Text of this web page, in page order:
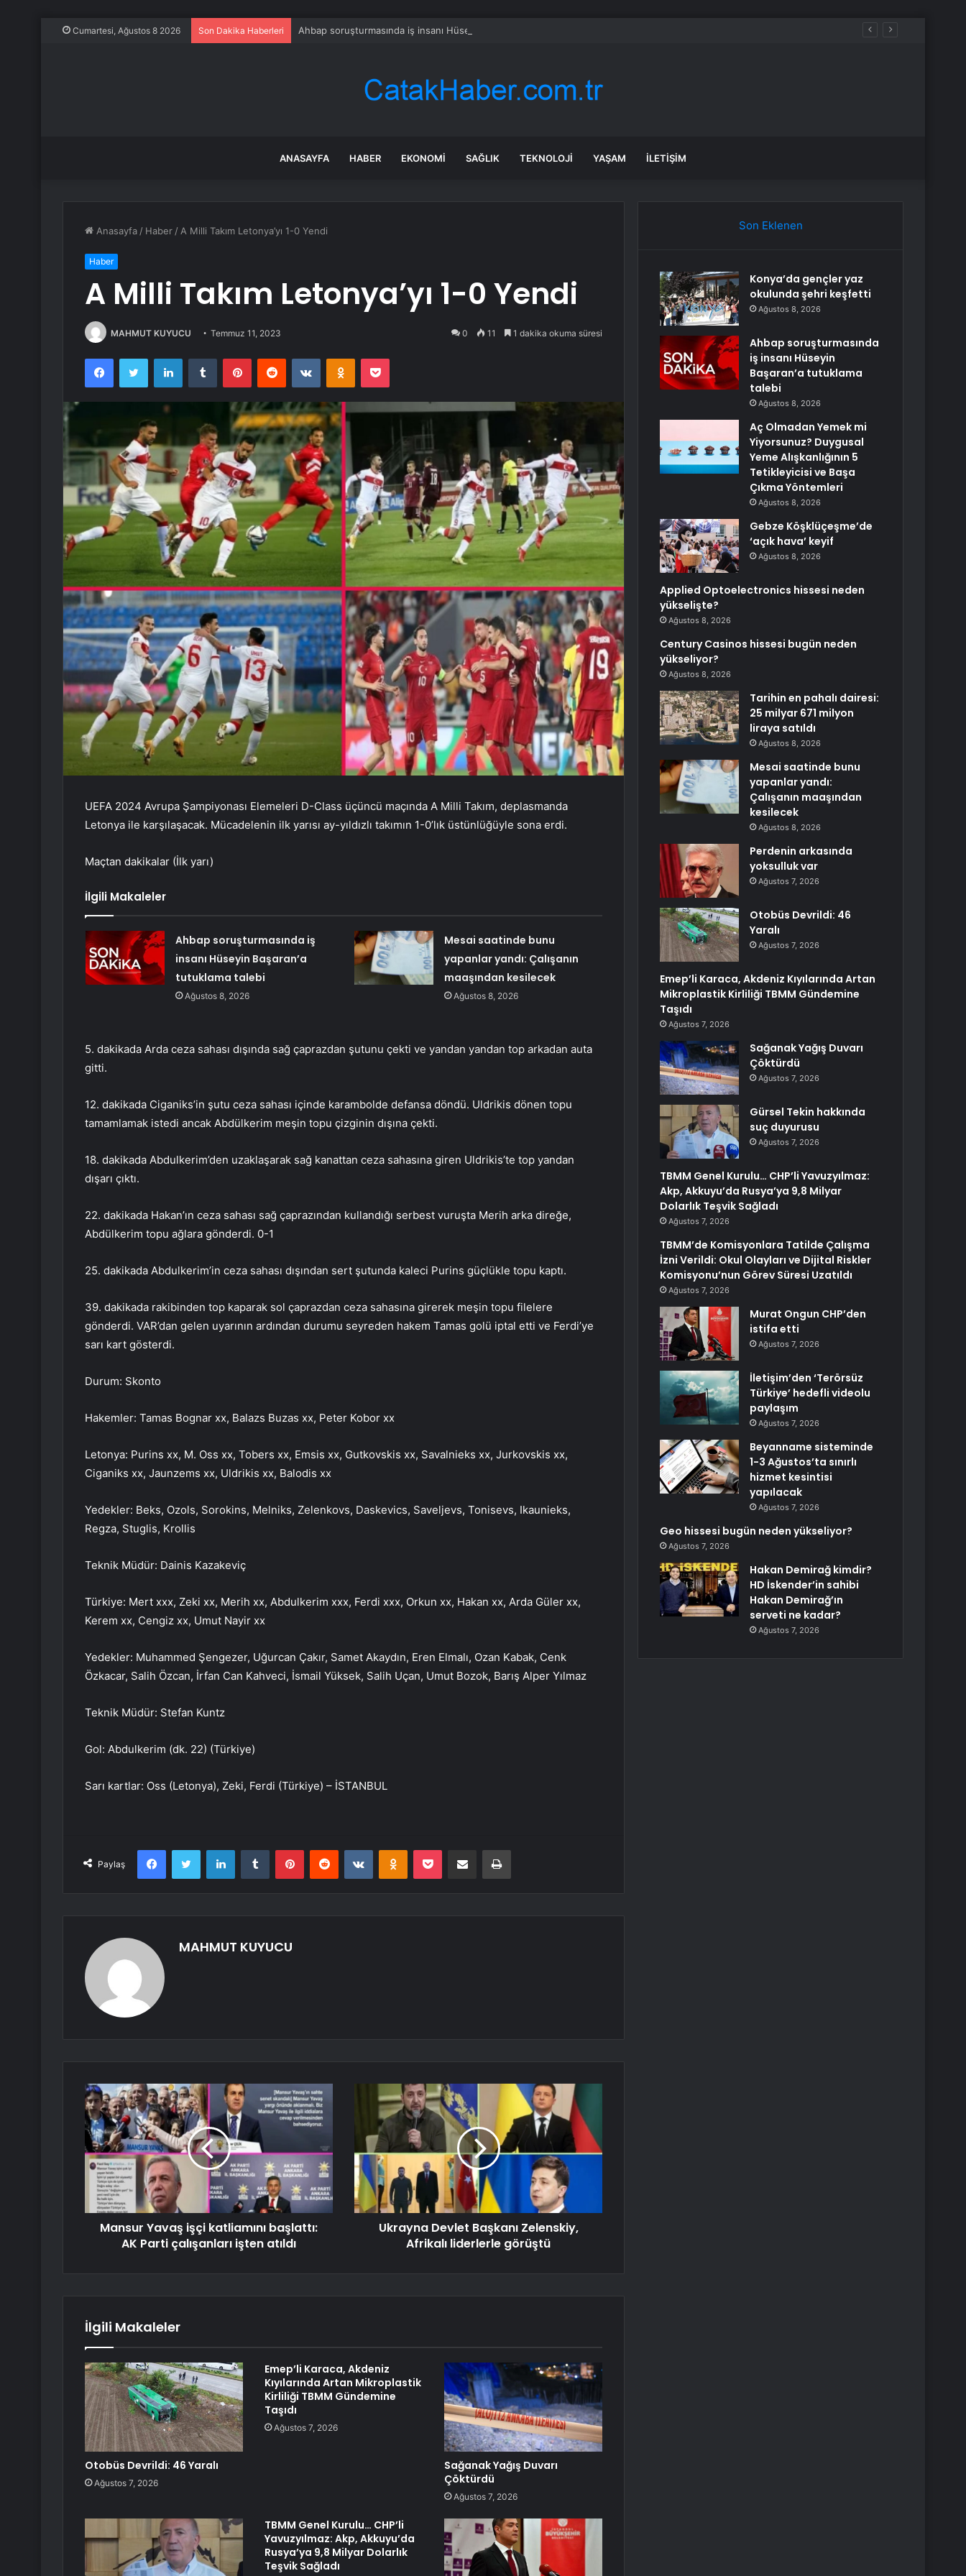
Cumartesi, Ağustos 8 2026 Son Dakika Haberleri Ahbap soruşturmasında iş insanı Hüseyin Başaran’a tutuklama talebi
ANASAYFA HABER EKONOMI SAĞLIK TEKNOLOJI YAŞAM İLETIŞIM
Anasayfa / Haber / A Milli Takım Letonya’yı 1-0 Yendi
Haber
A Milli Takım Letonya’yı 1-0 Yendi
MAHMUT KUYUCU Temmuz 11, 2023 0 11 1 dakika okuma süresi
FacebookTwitter LinkedInTumblr PinterestReddit VKontakteOdnoklassniki
Pocket
UEFA 2024 Avrupa Şampiyonası Elemeleri D-Class üçüncü maçında A Milli Takım, deplasmanda
Letonya ile karşılaşacak. Mücadelenin ilk yarısı ay-yıldızlı takımın 1-0’lık üstünlüğüyle sona erdi.
Maçtan dakikalar (İlk yarı)
İlgili Makaleler
Ahbap soruşturmasında iş
insanı Hüseyin Başaran’a
tutuklama talebi
Ağustos 8, 2026
Mesai saatinde bunu
yapanlar yandı: Çalışanın
maaşından kesilecek
Ağustos 8, 2026
5. dakikada Arda ceza sahası dışında sağ çaprazdan şutunu çekti ve yandan yandan top arkadan auta
gitti.
12. dakikada Ciganiks’in şutu ceza sahası içinde karambolde defansa döndü. Uldrikis dönen topu
tamamlamak istedi ancak Abdülkerim meşin topu çizginin dışına çekti.
18. dakikada Abdulkerim’den uzaklaşarak sağ kanattan ceza sahasına giren Uldrikis’te top yandan
dışarı çıktı.
22. dakikada Hakan’ın ceza sahası sağ çaprazından kullandığı serbest vuruşta Merih arka direğe,
Abdülkerim topu ağlara gönderdi. 0-1
25. dakikada Abdulkerim’in ceza sahası dışından sert şutunda kaleci Purins güçlükle topu kaptı.
39. dakikada rakibinden top kaparak sol çaprazdan ceza sahasına girerek meşin topu filelere
gönderdi. VAR’dan gelen uyarının ardından durumu seyreden hakem Tamas golü iptal etti ve Ferdi’ye
sarı kart gösterdi.
Durum: Skonto
Hakemler: Tamas Bognar xx, Balazs Buzas xx, Peter Kobor xx
Letonya: Purins xx, M. Oss xx, Tobers xx, Emsis xx, Gutkovskis xx, Savalnieks xx, Jurkovskis xx,
Ciganiks xx, Jaunzems xx, Uldrikis xx, Balodis xx
Yedekler: Beks, Ozols, Sorokins, Melniks, Zelenkovs, Daskevics, Saveljevs, Tonisevs, Ikaunieks,
Regza, Stuglis, Krollis
Teknik Müdür: Dainis Kazakeviç
Türkiye: Mert xxx, Zeki xx, Merih xx, Abdulkerim xxx, Ferdi xxx, Orkun xx, Hakan xx, Arda Güler xx,
Kerem xx, Cengiz xx, Umut Nayir xx
Yedekler: Muhammed Şengezer, Uğurcan Çakır, Samet Akaydın, Eren Elmalı, Ozan Kabak, Cenk
Özkacar, Salih Özcan, İrfan Can Kahveci, İsmail Yüksek, Salih Uçan, Umut Bozok, Barış Alper Yılmaz
Teknik Müdür: Stefan Kuntz
Gol: Abdulkerim (dk. 22) (Türkiye)
Sarı kartlar: Oss (Letonya), Zeki, Ferdi (Türkiye) – İSTANBUL
Paylaş
FacebookTwitter LinkedInTumblr PinterestReddit VKontakteOdnoklassniki
Pocket E-Posta ile paylaş Yazdır
MAHMUT KUYUCU
Mansur Yavaş işçi katliamını başlattı:
AK Parti çalışanları işten atıldı
Ukrayna Devlet Başkanı Zelenskiy,
Afrikalı liderlerle görüştü
İlgili Makaleler
Otobüs Devrildi: 46 Yaralı
Ağustos 7, 2026
Emep’li Karaca, Akdeniz
Kıyılarında Artan Mikroplastik
Kirliliği TBMM Gündemine
Taşıdı
Ağustos 7, 2026
Sağanak Yağış Duvarı
Çöktürdü
Ağustos 7, 2026
TBMM Genel Kurulu… CHP’li
Yavuzyılmaz: Akp, Akkuyu’da
Rusya’ya 9,8 Milyar Dolarlık
Teşvik Sağladı
Son Eklenen
Konya’da gençler yaz
okulunda şehri keşfetti
Ağustos 8, 2026
Ahbap soruşturmasında
iş insanı Hüseyin
Başaran’a tutuklama
talebi
Ağustos 8, 2026
Aç Olmadan Yemek mi
Yiyorsunuz? Duygusal
Yeme Alışkanlığının 5
Tetikleyicisi ve Başa
Çıkma Yöntemleri
Ağustos 8, 2026
Gebze Köşklüçeşme’de
‘açık hava’ keyif
Ağustos 8, 2026
Applied Optoelectronics hissesi neden
yükselişte?
Ağustos 8, 2026
Century Casinos hissesi bugün neden
yükseliyor?
Ağustos 8, 2026
Tarihin en pahalı dairesi:
25 milyar 671 milyon
liraya satıldı
Ağustos 8, 2026
Mesai saatinde bunu
yapanlar yandı:
Çalışanın maaşından
kesilecek
Ağustos 8, 2026
Perdenin arkasında
yoksulluk var
Ağustos 7, 2026
Otobüs Devrildi: 46
Yaralı
Ağustos 7, 2026
Emep’li Karaca, Akdeniz Kıyılarında Artan
Mikroplastik Kirliliği TBMM Gündemine
Taşıdı
Ağustos 7, 2026
Sağanak Yağış Duvarı
Çöktürdü
Ağustos 7, 2026
Gürsel Tekin hakkında
suç duyurusu
Ağustos 7, 2026
TBMM Genel Kurulu… CHP’li Yavuzyılmaz:
Akp, Akkuyu’da Rusya’ya 9,8 Milyar
Dolarlık Teşvik Sağladı
Ağustos 7, 2026
TBMM’de Komisyonlara Tatilde Çalışma
İzni Verildi: Okul Olayları ve Dijital Riskler
Komisyonu’nun Görev Süresi Uzatıldı
Ağustos 7, 2026
Murat Ongun CHP’den
istifa etti
Ağustos 7, 2026
İletişim’den ‘Terörsüz
Türkiye’ hedefli videolu
paylaşım
Ağustos 7, 2026
Beyanname sisteminde
1-3 Ağustos’ta sınırlı
hizmet kesintisi
yapılacak
Ağustos 7, 2026
Geo hissesi bugün neden yükseliyor?
Ağustos 7, 2026
Hakan Demirağ kimdir?
HD İskender’in sahibi
Hakan Demirağ’ın
serveti ne kadar?
Ağustos 7, 2026